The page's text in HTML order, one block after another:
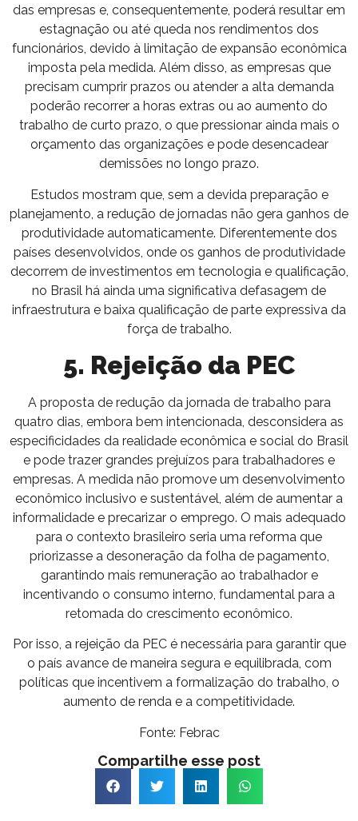
das empresas e, consequentemente, poderá resultar em
estagnação ou até queda nos rendimentos dos
funcionários, devido à limitação de expansão econômica
imposta pela medida. Além disso, as empresas que
precisam cumprir prazos ou atender a alta demanda
poderão recorrer a horas extras ou ao aumento do
trabalho de curto prazo, o que pressionar ainda mais o
orçamento das organizações e pode desencadear
demissões no longo prazo.
Estudos mostram que, sem a devida preparação e
planejamento, a redução de jornadas não gera ganhos de
produtividade automaticamente. Diferentemente dos
países desenvolvidos, onde os ganhos de produtividade
decorrem de investimentos em tecnologia e qualificação,
no Brasil há ainda uma significativa defasagem de
infraestrutura e baixa qualificação de parte expressiva da
força de trabalho.
5. Rejeição da PEC
A proposta de redução da jornada de trabalho para
quatro dias, embora bem intencionada, desconsidera as
especificidades da realidade econômica e social do Brasil
e pode trazer grandes prejuízos para trabalhadores e
empresas. A medida não promove um desenvolvimento
econômico inclusivo e sustentável, além de aumentar a
informalidade e precarizar o emprego. O mais adequado
para o contexto brasileiro seria uma reforma que
priorizasse a desoneração da folha de pagamento,
garantindo mais remuneração ao trabalhador e
incentivando o consumo interno, fundamental para a
retomada do crescimento econômico.
Por isso, a rejeição da PEC é necessária para garantir que
o país avance de maneira segura e equilibrada, com
políticas que incentivem a formalização do trabalho, o
aumento de renda e a competitividade.
Fonte: Febrac
Compartilhe esse post